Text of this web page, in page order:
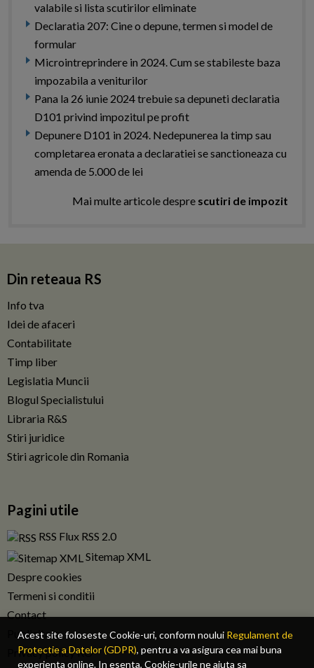
Acest site foloseste Cookie-uri, conform noului Regulament de
Protectie a Datelor (GDPR), pentru a va asigura cea mai buna
experienta online. In esenta, Cookie-urile ne ajuta sa
valabile si lista scutirilor eliminate
Declaratia 207: Cine o depune, termen si model de
formular
Microintreprindere in 2024. Cum se stabileste baza
impozabila a veniturilor
Pana la 26 iunie 2024 trebuie sa depuneti declaratia
D101 privind impozitul pe profit
Depunere D101 in 2024. Nedepunerea la timp sau
completarea eronata a declaratiei se sanctioneaza cu
amenda de 5.000 de lei
Mai multe articole despre scutiri de impozit
Din reteaua RS
Info tva
Idei de afaceri
Contabilitate
Timp liber
Legislatia Muncii
Blogul Specialistului
Libraria R&S
Stiri juridice
Stiri agricole din Romania
Pagini utile
RSS Flux RSS 2.0
Sitemap XML
Despre cookies
Termeni si conditii
Contact
Publicitate
Privacy policy RO